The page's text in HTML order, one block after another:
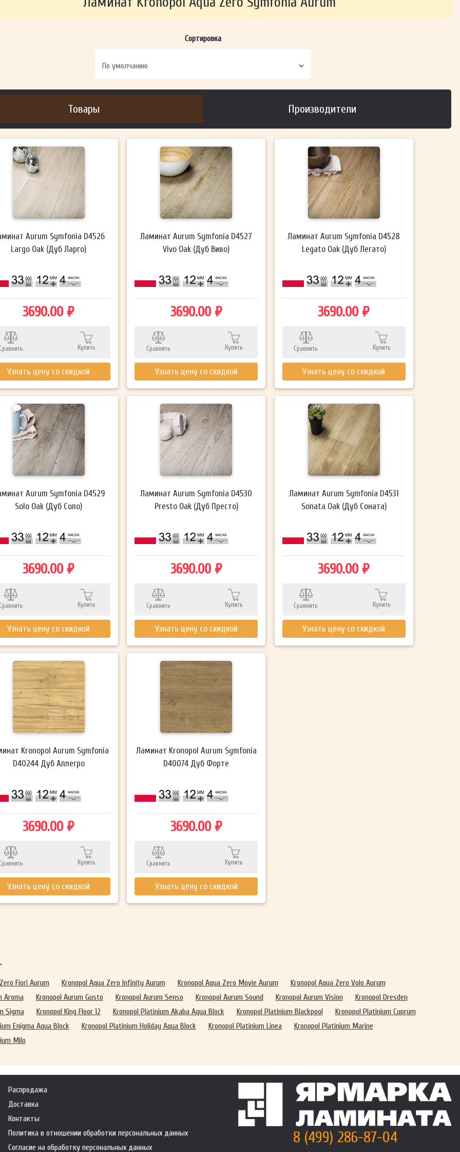
ОТПРАВИТЬ
Сортировка
Товары Производители
Aurum Symfonia D4526
Largo Oak (Дуб Ларго)
3690.00 ₽
Купить
Узнать цену со скидкой
Ламинат Aurum Symfonia D4527
Vivo Oak (Дуб Виво)
3690.00 ₽
Сравнить Купить
Узнать цену со скидкой
Ламинат Aurum Symfonia D4528
Legato Oak (Дуб Легато)
3690.00 ₽
Сравнить Купить
Узнать цену со скидкой
Aurum Symfonia D4529
Solo Oak (Дуб Соло)
3690.00 ₽
Купить
Узнать цену со скидкой
Ламинат Aurum Symfonia D4530
Presto Oak (Дуб Престо)
3690.00 ₽
Сравнить Купить
Узнать цену со скидкой
Ламинат Aurum Symfonia D4531
Sonata Oak (Дуб Соната)
3690.00 ₽
Сравнить Купить
Узнать цену со скидкой
Kronopol Aurum Symfonia
D40244 Дуб Аллегро
3690.00 ₽
Купить
Узнать цену со скидкой
Ламинат Kronopol Aurum Symfonia
D40074 Дуб Форте
3690.00 ₽
Сравнить Купить
Узнать цену со скидкой
Fiori Aurum Kronopol Aqua Zero Infinity Aurum Kronopol Aqua Zero Movie Aurum
Kronopol Aqua Zero Volo Aurum
Aroma
Kronopol Aurum Gusto Kronopol Aurum Senso Kronopol Aurum Sound Kronopol Aurum Vision
Kronopol Dresden
Sigma
Kronopol King Floor 12 Kronopol Platinium Akaba Aqua Block Kronopol Platinium Blackpool
Kronopol Platinium Cuprum
Enigma Aqua Block
Kronopol Platinium Holiday Aqua Block Kronopol Platinium Linea
Kronopol Platinium Marine
Milo
Распродажа
Доставка
Контакты
Политика в отношении обработки персональных данных
Согласие на обработку персональных данных
8 (499) 286-87-04